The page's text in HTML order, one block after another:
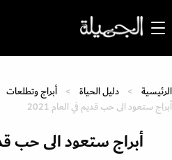
الرئيسية دليل الحياة
أبراج وتطلعات
أبراج ستعود الى حب قديم في العام 2021
أبراج ستعود الى حب قديم